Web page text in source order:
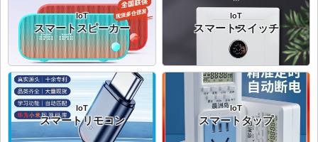
IoT
スマートスピーカー
IoT
スマートスイッチ
IoT
スマートリモコン
IoT
スマートタップ